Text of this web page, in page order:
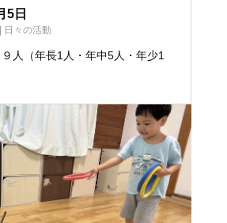
5日
| 日々の活動
人（年長1人・年中5人・年少1